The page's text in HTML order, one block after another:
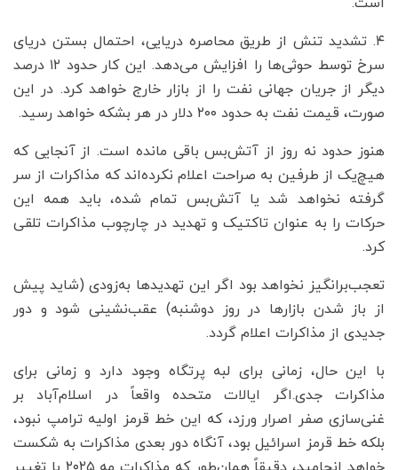
۴. تشدید تنش از طریق محاصره دریایی، احتمال بستن دریای
سرخ توسط حوثی‌ها را افزایش می‌دهد. این کار حدود ۱۲ درصد
دیگر از جریان جهانی نفت را از بازار خارج خواهد کرد. در این
صورت، قیمت نفت به حدود ۲۰۰ دلار در هر بشکه خواهد رسید.
هنوز حدود نه روز از آتش‌بس باقی مانده است. از آنجایی که
هیچ‌یک از طرفین به صراحت اعلام نکرده‌اند که مذاکرات از سر
گرفته نخواهد شد یا آتش‌بس تمام شده، باید همه این
حرکات را به عنوان تاکتیک و تهدید در چارچوب مذاکرات تلقی
کرد.
تعجب‌برانگیز نخواهد بود اگر این تهدیدها به‌زودی (شاید پیش
از باز شدن بازارها در روز دوشنبه) عقب‌نشینی شود و دور
جدیدی از مذاکرات اعلام گردد.
با این حال، زمانی برای لبه پرتگاه وجود دارد و زمانی برای
مذاکرات جدی.اگر ایالات متحده واقعاً در اسلام‌آباد بر
غنی‌سازی صفر اصرار ورزد، که این خط قرمز اولیه ترامپ نبود،
بلکه خط قرمز اسرائیل بود، آنگاه دور بعدی مذاکرات به شکست